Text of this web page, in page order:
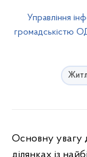
Управління
громадськістю
Основну увагу